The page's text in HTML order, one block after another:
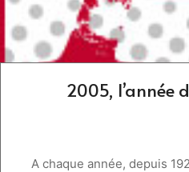
2005, l’année
A chaque année, depuis